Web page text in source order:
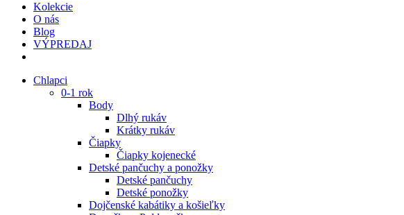
Kolekcie
O nás
Blog
VÝPREDAJ
Chlapci
0-1 rok
Body
Dlhý rukáv
Krátky rukáv
Čiapky
Čiapky kojenecké
Detské pančuchy a ponožky
Detské pančuchy
Detské ponožky
Dojčenské kabátiky a košieľky